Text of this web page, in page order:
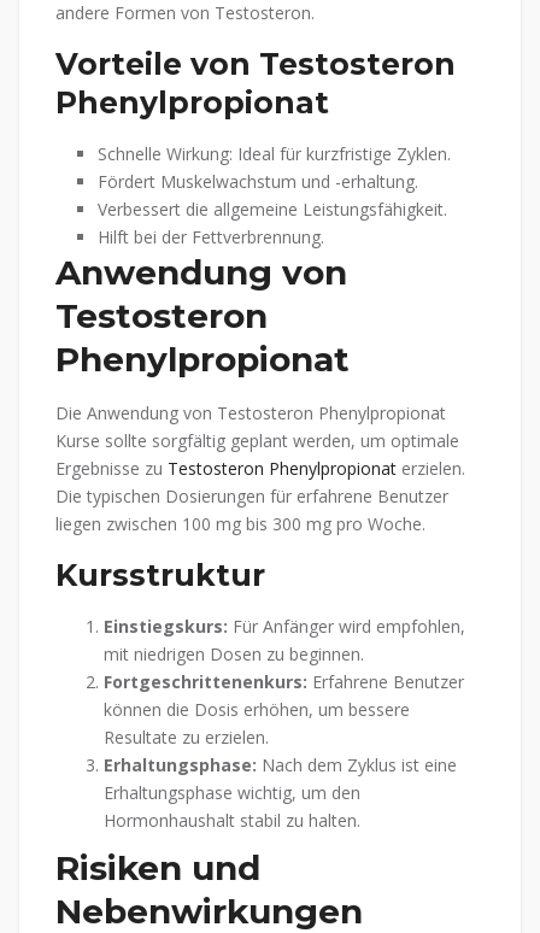
andere Formen von Testosteron.
Vorteile von Testosteron
Phenylpropionat
Schnelle Wirkung: Ideal für kurzfristige Zyklen.
Fördert Muskelwachstum und -erhaltung.
Verbessert die allgemeine Leistungsfähigkeit.
Hilft bei der Fettverbrennung.
Anwendung von
Testosteron
Phenylpropionat
Die Anwendung von Testosteron Phenylpropionat
Kurse sollte sorgfältig geplant werden, um optimale
Ergebnisse zu Testosteron Phenylpropionat erzielen.
Die typischen Dosierungen für erfahrene Benutzer
liegen zwischen 100 mg bis 300 mg pro Woche.
Kursstruktur
Einstiegskurs: Für Anfänger wird empfohlen,
mit niedrigen Dosen zu beginnen.
Fortgeschrittenenkurs: Erfahrene Benutzer
können die Dosis erhöhen, um bessere
Resultate zu erzielen.
Erhaltungsphase: Nach dem Zyklus ist eine
Erhaltungsphase wichtig, um den
Hormonhaushalt stabil zu halten.
Risiken und
Nebenwirkungen